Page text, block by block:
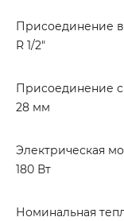
Присоединение
R 1/2"
Присоединение
28 мм
Электрическая
180 Вт
Номинальная